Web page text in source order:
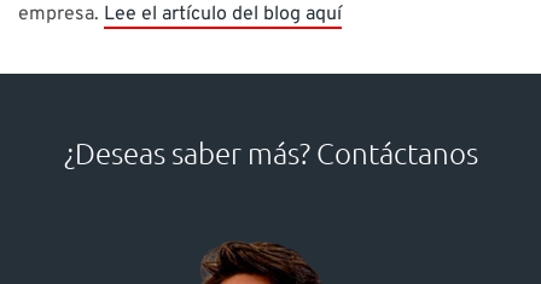
empresa. Lee el artículo del blog aquí
¿Deseas saber más? Contáctanos